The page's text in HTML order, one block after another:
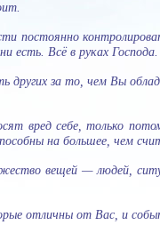
постоянно
есть. Всё в руках Господа.
других за то, чем Вы
вред себе, только
на большее, чем
вещей — людей,
отличны от Вас, и